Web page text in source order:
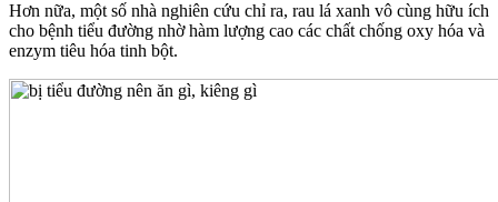
Hơn nữa, một số nhà nghiên cứu chỉ ra, rau lá xanh vô cùng hữu ích
cho bệnh tiểu đường nhờ hàm lượng cao các chất chống oxy hóa và
enzym tiêu hóa tinh bột.